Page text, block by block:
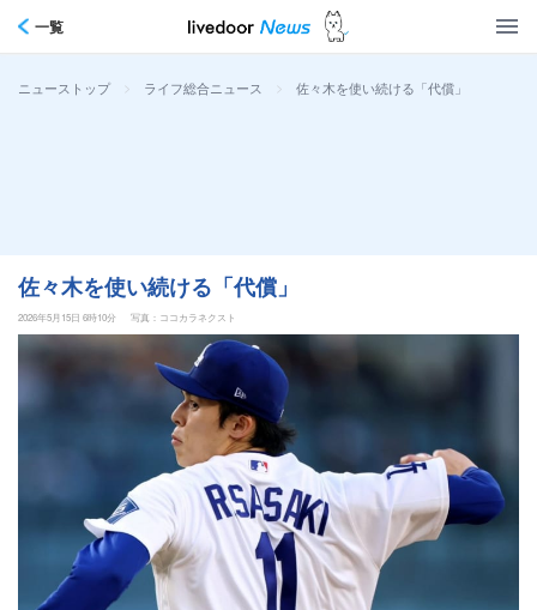
一覧
ニューストップ > ライフ総合ニュース > 佐々木を使い続ける「代償」
佐々木を使い続ける「代償」
2026年5月15日 6時10分 写真：ココカラネクスト